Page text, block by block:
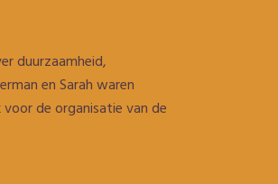
duurzaamheid,
en Sarah waren
de organisatie van de